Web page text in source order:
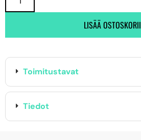
LISÄÄ
Toimitustavat
Tiedot